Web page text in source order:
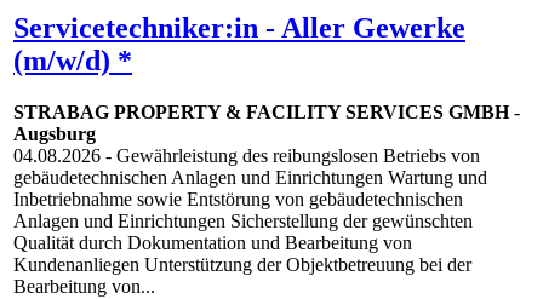
Servicetechniker:in - Aller Gewerke
(m/w/d) *
STRABAG PROPERTY & FACILITY SERVICES GMBH-
Augsburg
04.08.2026 - Gewährleistung des reibungslosen Betriebs von
gebäudetechnischen Anlagen und Einrichtungen Wartung und
Inbetriebnahme sowie Entstörung von gebäudetechnischen
Anlagen und Einrichtungen Sicherstellung der gewünschten
Qualität durch Dokumentation und Bearbeitung von
Kundenanliegen Unterstützung der Objektbetreuung bei der
Bearbeitung von...